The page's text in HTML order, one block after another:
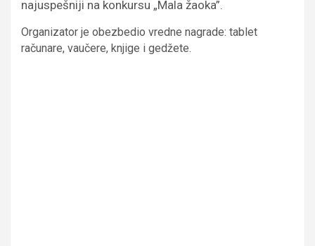
najuspešniji na konkursu „Mala žaoka”.
Organizator je obezbedio vredne nagrade: tablet
računare, vaučere, knjige i gedžete.